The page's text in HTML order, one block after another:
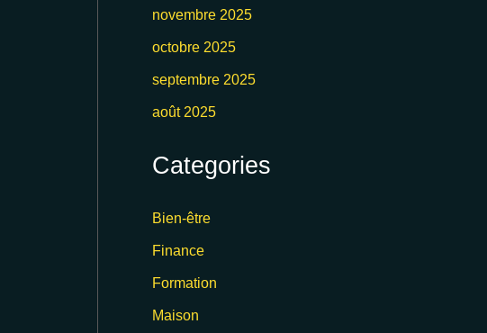
novembre 2025
octobre 2025
septembre 2025
août 2025
Categories
Bien-être
Finance
Formation
Maison